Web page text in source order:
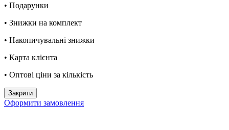
• Подарунки
• Знижки на комплект
• Накопичувальні знижки
• Карта клієнта
• Оптові ціни за кількість
Закрити
Оформити замовлення